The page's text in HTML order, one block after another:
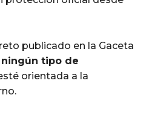
publicado en la Gaceta
tipo de
orientada a la